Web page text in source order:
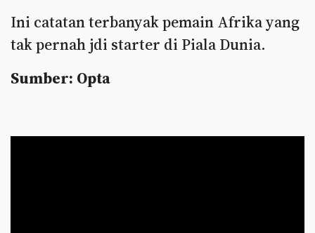
Ini catatan terbanyak pemain Afrika yang
tak pernah jdi starter di Piala Dunia.
Sumber: Opta